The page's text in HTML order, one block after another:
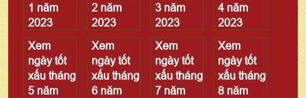
1 năm
2023
2 năm
2023
3 năm
2023
4 năm
2023
Xem
ngày tốt
xấu tháng
5 năm
Xem
ngày tốt
xấu tháng
6 năm
Xem
ngày tốt
xấu tháng
7 năm
Xem
ngày tốt
xấu tháng
8 năm